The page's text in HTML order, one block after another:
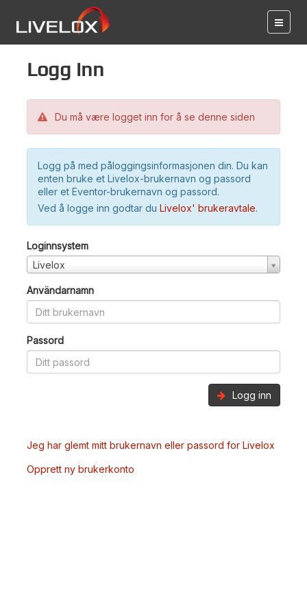
Logg inn
Du må være logget inn for å se denne siden
Logg på med påloggingsinformasjonen din. Du kan
enten bruke et Livelox-brukernavn og passord
eller et Eventor-brukernavn og passord.
Ved å logge inn godtar du Livelox' brukeravtale.
Loginnsystem
Livelox
Användarnamn
Passord
Logg inn
Jeg har glemt mitt brukernavn eller passord for Livelox
Opprett ny brukerkonto